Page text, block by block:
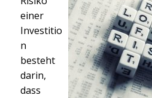
einer
Investitio
n
besteht
darin,
dass